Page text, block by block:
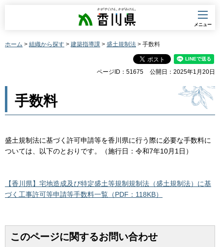
香川県
メニュー
ホーム > 組織から探す > 建築指導課 > 盛土規制法 > 手数料
ページID：51675 公開日：2025年1月20日
手数料
盛土規制法に基づく許可申請等を香川県に行う際に必要な手数料に
ついては、以下のとおりです。（施行日：令和7年10月1日）
【香川県】宅地造成及び特定盛土等規制規制法（盛土規制法）に基
づく工事許可等申請等手数料一覧（PDF：118KB）
このページに関するお問い合わせ